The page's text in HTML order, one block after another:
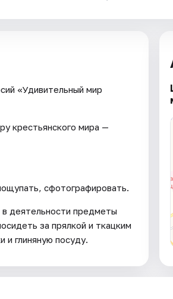
«Удивительный мир
крестьянского мира —
сфотографировать.
в деятельности предметы
за прялкой и ткацким
и глиняную посуду.